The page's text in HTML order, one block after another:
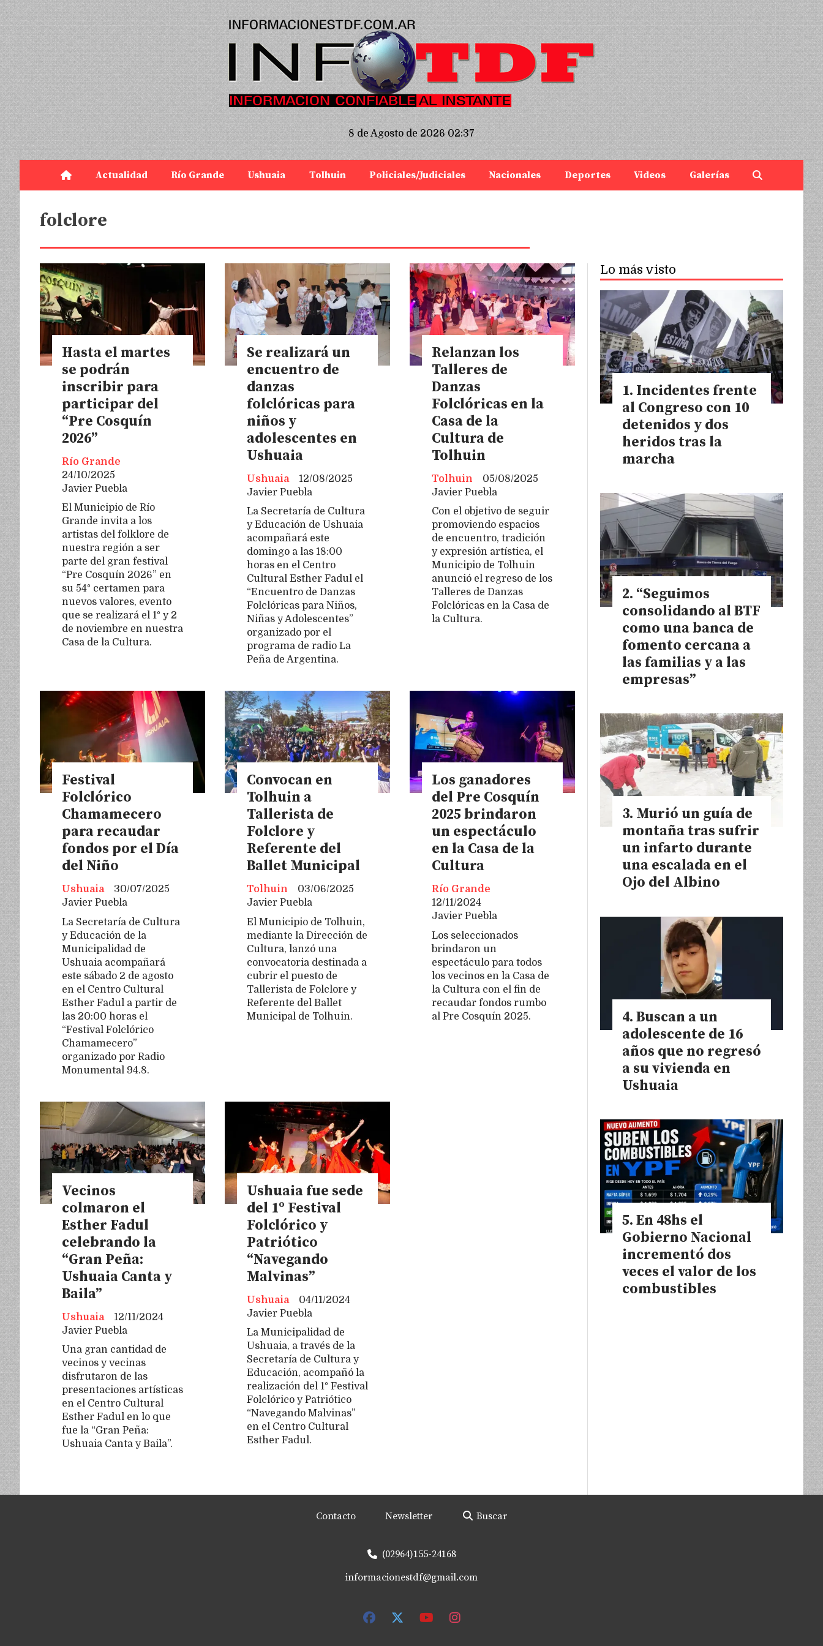
8 de Agosto de 2026 02:37
Actualidad Río Grande Ushuaia Tolhuin Policiales/Judiciales Nacionales Deportes Videos Galerías
folclore
Hasta el martes
se podrán
inscribir para
participar del
“Pre Cosquín
2026”
Javier Puebla
Río Grande
24/10/2025
El Municipio de Río
Grande invita a los
artistas del folklore de
nuestra región a ser
parte del gran festival
“Pre Cosquín 2026” en
su 54° certamen para
nuevos valores, evento
que se realizará el 1° y 2
de noviembre en nuestra
Casa de la Cultura.
Se realizará un
encuentro de
danzas
folclóricas para
niños y
adolescentes en
Ushuaia
Javier Puebla
Ushuaia 12/08/2025
La Secretaría de Cultura
y Educación de Ushuaia
acompañará este
domingo a las 18:00
horas en el Centro
Cultural Esther Fadul el
“Encuentro de Danzas
Folclóricas para Niños,
Niñas y Adolescentes”
organizado por el
programa de radio La
Peña de Argentina.
Relanzan los
Talleres de
Danzas
Folclóricas en la
Casa de la
Cultura de
Tolhuin
Javier Puebla
Tolhuin 05/08/2025
Con el objetivo de seguir
promoviendo espacios
de encuentro, tradición
y expresión artística, el
Municipio de Tolhuin
anunció el regreso de los
Talleres de Danzas
Folclóricas en la Casa de
la Cultura.
Festival
Folclórico
Chamamecero
para recaudar
fondos por el Día
del Niño
Javier Puebla
Ushuaia 30/07/2025
La Secretaría de Cultura
y Educación de la
Municipalidad de
Ushuaia acompañará
este sábado 2 de agosto
en el Centro Cultural
Esther Fadul a partir de
las 20:00 horas el
“Festival Folclórico
Chamamecero”
organizado por Radio
Monumental 94.8.
Convocan en
Tolhuin a
Tallerista de
Folclore y
Referente del
Ballet Municipal
Javier Puebla
Tolhuin 03/06/2025
El Municipio de Tolhuin,
mediante la Dirección de
Cultura, lanzó una
convocatoria destinada a
cubrir el puesto de
Tallerista de Folclore y
Referente del Ballet
Municipal de Tolhuin.
Los ganadores
del Pre Cosquín
2025 brindaron
un espectáculo
en la Casa de la
Cultura
Javier Puebla
Río Grande
12/11/2024
Los seleccionados
brindaron un
espectáculo para todos
los vecinos en la Casa de
la Cultura con el fin de
recaudar fondos rumbo
al Pre Cosquín 2025.
Vecinos
colmaron el
Esther Fadul
celebrando la
“Gran Peña:
Ushuaia Canta y
Baila”
Javier Puebla
Ushuaia 12/11/2024
Una gran cantidad de
vecinos y vecinas
disfrutaron de las
presentaciones artísticas
en el Centro Cultural
Esther Fadul en lo que
fue la “Gran Peña:
Ushuaia Canta y Baila”.
Ushuaia fue sede
del 1º Festival
Folclórico y
Patriótico
“Navegando
Malvinas”
Javier Puebla
Ushuaia 04/11/2024
La Municipalidad de
Ushuaia, a través de la
Secretaría de Cultura y
Educación, acompañó la
realización del 1° Festival
Folclórico y Patriótico
“Navegando Malvinas”
en el Centro Cultural
Esther Fadul.
Lo más visto
Incidentes frente
al Congreso con 10
detenidos y dos
heridos tras la
marcha
“Seguimos
consolidando al BTF
como una banca de
fomento cercana a
las familias y a las
empresas”
Murió un guía de
montaña tras sufrir
un infarto durante
una escalada en el
Ojo del Albino
Buscan a un
adolescente de 16
años que no regresó
a su vivienda en
Ushuaia
En 48hs el
Gobierno Nacional
incrementó dos
veces el valor de los
combustibles
Contacto Newsletter Buscar
(02964)155-24168
informacionestdf@gmail.com